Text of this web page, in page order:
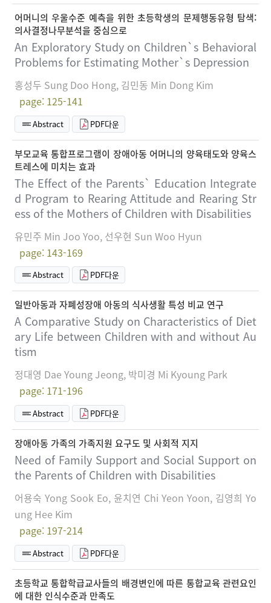
어머니의 우울수준 예측을 위한 초등학생의 문제행동유형 탐색:
의사결정나무분석을 중심으로
An Exploratory Study on Children`s Behavioral
Problems for Estimating Mother`s Depression
홍성두 Sung Doo Hong, 김민동 Min Dong Kim
page: 125-141
Abstract PDF다운
부모교육 통합프로그램이 장애아동 어머니의 양육태도와 양육스
트레스에 미치는 효과
The Effect of the Parents` Education Integrate
d Program to Rearing Attitude and Rearing Str
ess of the Mothers of Children with Disabilities
유민주 Min Joo Yoo, 선우현 Sun Woo Hyun
page: 143-169
Abstract PDF다운
일반아동과 자폐성장애 아동의 식사생활 특성 비교 연구
A Comparative Study on Characteristics of Diet
ary Life between Children with and without Au
tism
정대영 Dae Young Jeong, 박미경 Mi Kyoung Park
page: 171-196
Abstract PDF다운
장애아동 가족의 가족지원 요구도 및 사회적 지지
Need of Family Support and Social Support on
the Parents of Children with Disabilities
어용숙 Yong Sook Eo, 윤치연 Chi Yeon Yoon, 김영희 Yo
ung Hee Kim
page: 197-214
Abstract PDF다운
초등학교 통합학급교사들의 배경변인에 따른 통합교육 관련요인
에 대한 인식수준과 만족도